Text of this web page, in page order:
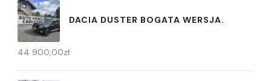
DACIA DUSTER BOGATA WERSJA.
44 900,00zł